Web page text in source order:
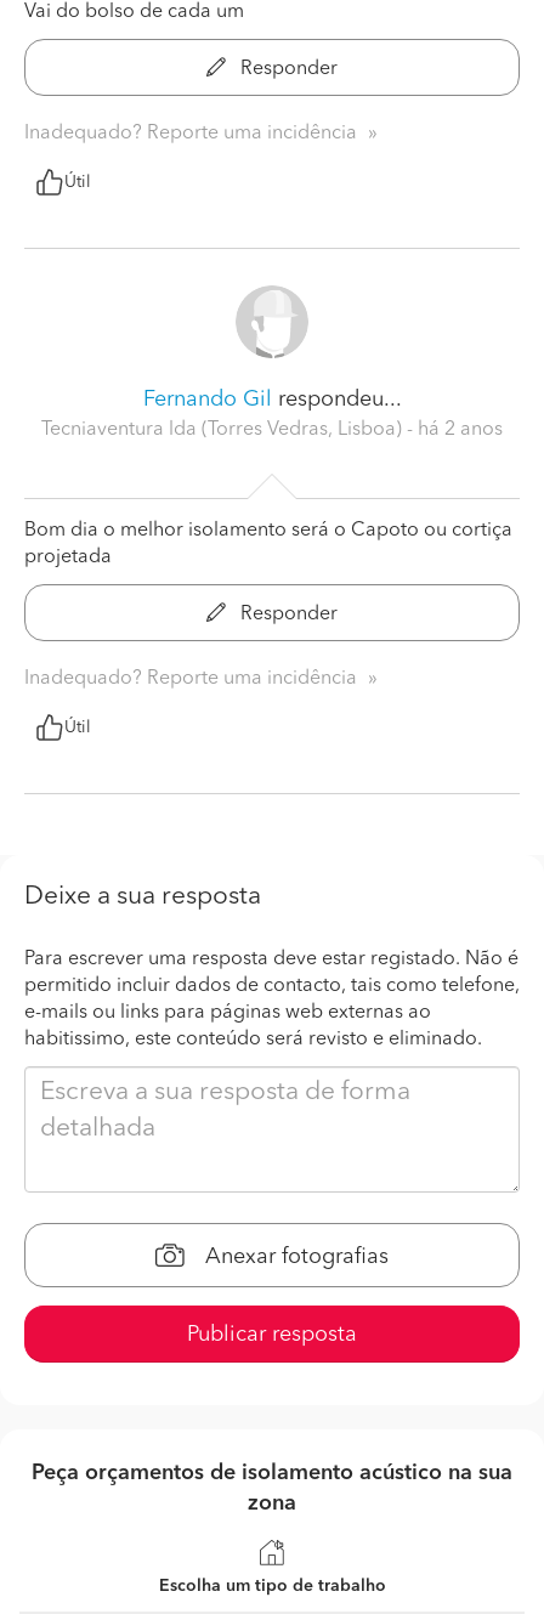
Vai do bolso de cada um
Responder
Inadequado? Reporte uma incidência
Útil
Fernando Gil respondeu...
Tecniaventura lda (Torres Vedras, Lisboa) - há 2 anos
Bom dia o melhor isolamento será o Capoto ou cortiça
projetada
Responder
Inadequado? Reporte uma incidência
Útil
Deixe a sua resposta
Para escrever uma resposta deve estar registado. Não é
permitido incluir dados de contacto, tais como telefone,
e-mails ou links para páginas web externas ao
habitissimo, este conteúdo será revisto e eliminado.
Anexar fotografias
Publicar resposta
Peça orçamentos de isolamento acústico na sua
zona
Escolha um tipo de trabalho